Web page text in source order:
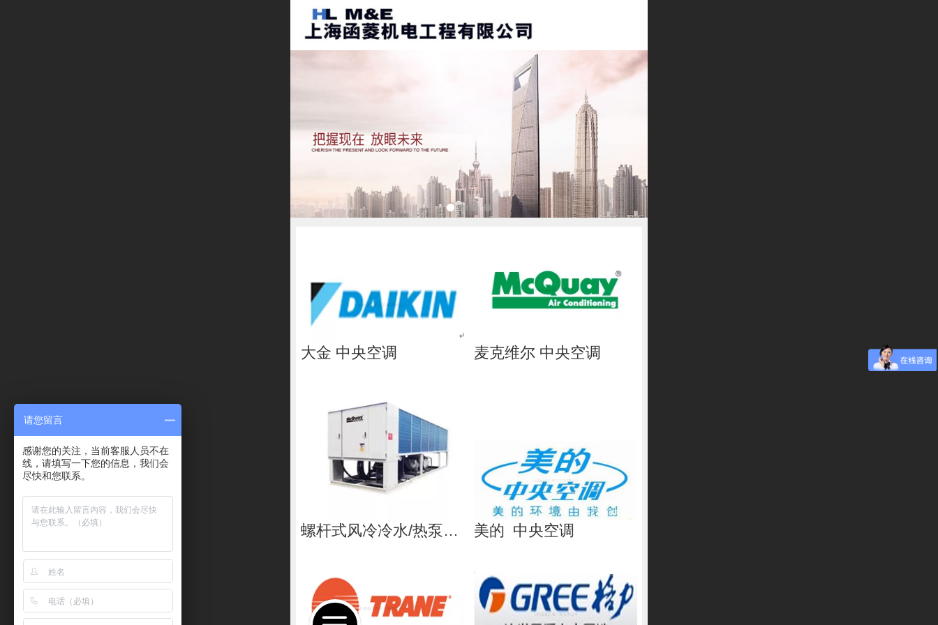
大金 中央空调 麦克维尔 中央空调
螺杆式风冷冷水/热泵机组 美的 中央空调
请您留言
感谢您的关注，当前客服人员不在
线，请填写一下您的信息，我们会
尽快和您联系。